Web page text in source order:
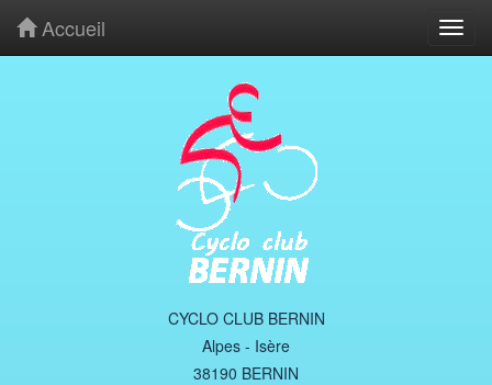
Accueil
CYCLO CLUB BERNIN
Alpes - Isère
38190 BERNIN